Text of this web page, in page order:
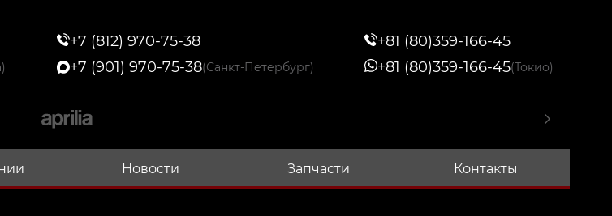
+7 (812) 970-75-38
+7 (901) 970-75-38(Санкт-Петербург)
+81 (80)359-166-45
+81 (80)359-166-45(Токио)
Новости Запчасти Контакты